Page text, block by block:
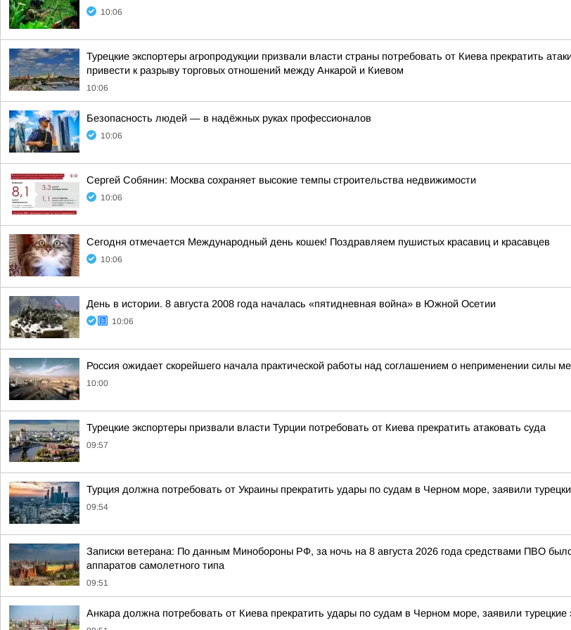
10:06
Турецкие экспортеры агропродукции призвали власти страны потребовать от Киева прекратить
привести к разрыву торговых отношений между Анкарой и Киевом
10:06
Безопасность людей — в надёжных руках профессионалов
10:06
Сергей Собянин: Москва сохраняет высокие темпы строительства недвижимости
10:06
Сегодня отмечается Международный день кошек! Поздравляем пушистых красавиц и красавцев
10:06
День в истории. 8 августа 2008 года началась «пятидневная война» в Южной Осетии
10:06
Россия ожидает скорейшего начала практической работы над соглашением о неприменении
10:00
Турецкие экспортеры призвали власти Турции потребовать от Киева прекратить атаковать суда
09:57
Турция должна потребовать от Украины прекратить удары по судам в Черном море, заявили
09:54
Записки ветерана: По данным Минобороны РФ, за ночь на 8 августа 2026 года средствами ПВО
аппаратов самолетного типа
09:51
Анкара должна потребовать от Киева прекратить удары по судам в Черном море, заявили турецкие